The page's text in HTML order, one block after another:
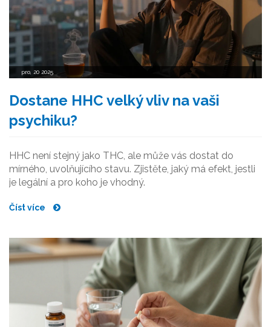
pro, 20 2025
Dostane HHC velký vliv na vaši
psychiku?
HHC není stejný jako THC, ale může vás dostat do
mírného, uvolňujícího stavu. Zjistěte, jaký má efekt, jestli
je legální a pro koho je vhodný.
Číst více